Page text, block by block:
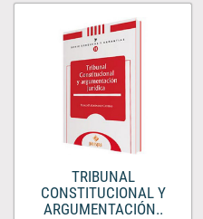
TRIBUNAL
CONSTITUCIONAL Y
ARGUMENTACIÓN..